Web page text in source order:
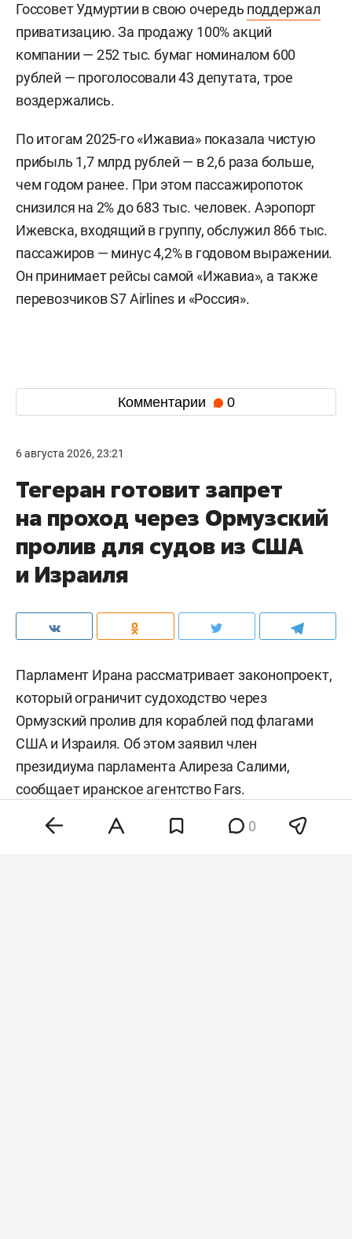
Госсовет Удмуртии в свою очередь поддержал
приватизацию. За продажу 100% акций
компании — 252 тыс. бумаг номиналом 600
рублей — проголосовали 43 депутата, трое
воздержались.
По итогам 2025-го «Ижавиа» показала чистую
прибыль 1,7 млрд рублей — в 2,6 раза больше,
чем годом ранее. При этом пассажиропоток
снизился на 2% до 683 тыс. человек. Аэропорт
Ижевска, входящий в группу, обслужил 866 тыс.
пассажиров — минус 4,2% в годовом выражении.
Он принимает рейсы самой «Ижавиа», а также
перевозчиков S7 Airlines и «Россия».
Комментарии 0
6 августа 2026, 23:21
Тегеран готовит запрет
на проход через Ормузский
пролив для судов из США
и Израиля
Парламент Ирана рассматривает законопроект,
который ограничит судоходство через
Ормузский пролив для кораблей под флагами
США и Израиля. Об этом заявил член
президиума парламента Алиреза Салими,
сообщает иранское агентствоFars.
0